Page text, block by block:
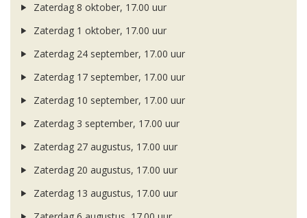
Zaterdag 8 oktober, 17.00 uur
Zaterdag 1 oktober, 17.00 uur
Zaterdag 24 september, 17.00 uur
Zaterdag 17 september, 17.00 uur
Zaterdag 10 september, 17.00 uur
Zaterdag 3 september, 17.00 uur
Zaterdag 27 augustus, 17.00 uur
Zaterdag 20 augustus, 17.00 uur
Zaterdag 13 augustus, 17.00 uur